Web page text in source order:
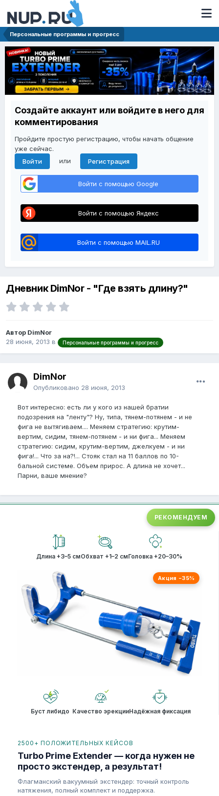
Персональные программы и прогресс
Создайте аккаунт или войдите в него для
комментирования
Пройдите простую регистрацию, чтобы начать общение
уже сейчас.
Войти
или Регистрация
Войти с помощью Google
Войти с помощью Яндекс
Войти с помощью MAIL.RU
Дневник DimNor - "Где взять длину?"
Автор DimNor
28 июня, 2013 в Персональные программы и прогресс
DimNor
Опубликовано 28 июня, 2013
Вот интересно: есть ли у кого из нашей братии
подозрения на "ленту"? Ну, типа, тянем-потянем - и не
фига не вытягиваем.... Меняем стратегию: крутим-
вертим, сидим, тянем-потянем - и ни фига... Меняем
стратегию: сидим, крутим-вертим, джелкуем - и ни
фига!... Что за на?!... Стояк стал на 11 баллов по 10-
бальной системе. Объем прирос. А длина не хочет...
Парни, ваше мнение?
РЕКОМЕНДУЕМ
Длина +3–5 смОбхват +1–2 смГоловка +20–30%
Акция −35%
Буст либидо Качество эрекцииНадёжная фиксация
2500+ ПОЛОЖИТЕЛЬНЫХ КЕЙСОВ
Turbo Prime Extender — когда нужен не
просто экстендер, а результат!
Флагманский вакуумный экстендер: точный контроль
натяжения, полный комплект и поддержка.